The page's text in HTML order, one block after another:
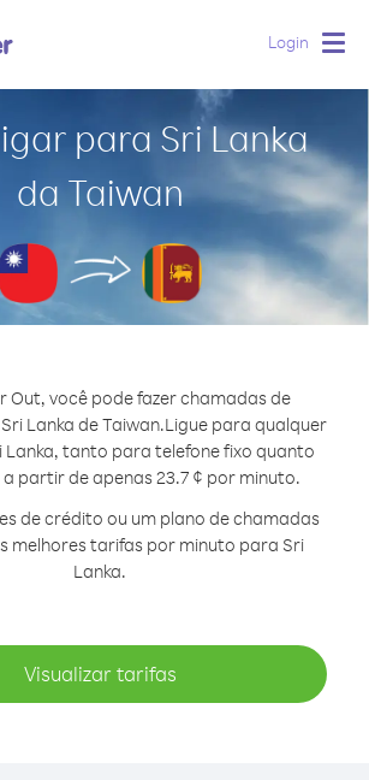
Login
para Sri Lanka
da Taiwan
Out, você pode fazer chamadas de
Lanka de Taiwan.Ligue para qualquer
Lanka, tanto para telefone fixo quanto
partir de apenas 23.7 ¢ por minuto.
de crédito ou um plano de chamadas
melhores tarifas por minuto para Sri
Lanka.
Visualizar tarifas